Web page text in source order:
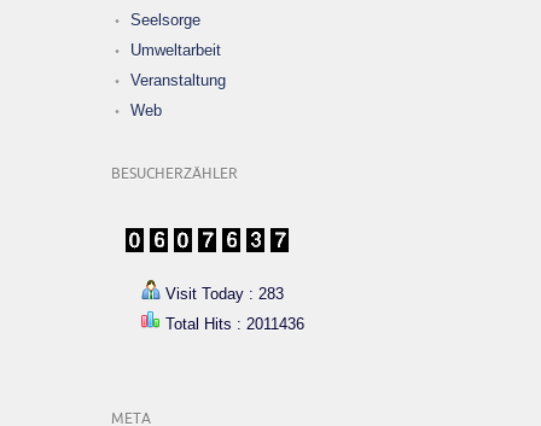
Seelsorge
Umweltarbeit
Veranstaltung
Web
BESUCHERZÄHLER
Visit Today : 283
Total Hits : 2011436
META